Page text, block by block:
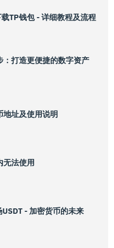
TP钱包 - 详细教程及流程
：打造更便捷的数字资产
地址及使用说明
无法使用
- 加密货币的未来